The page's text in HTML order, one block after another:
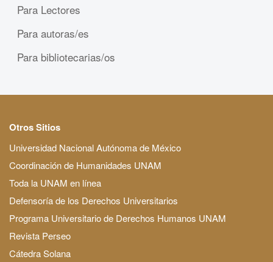
Para Lectores
Para autoras/es
Para bibliotecarias/os
Otros Sitios
Universidad Nacional Autónoma de México
Coordinación de Humanidades UNAM
Toda la UNAM en línea
Defensoría de los Derechos Universitarios
Programa Universitario de Derechos Humanos UNAM
Revista Perseo
Cátedra Solana